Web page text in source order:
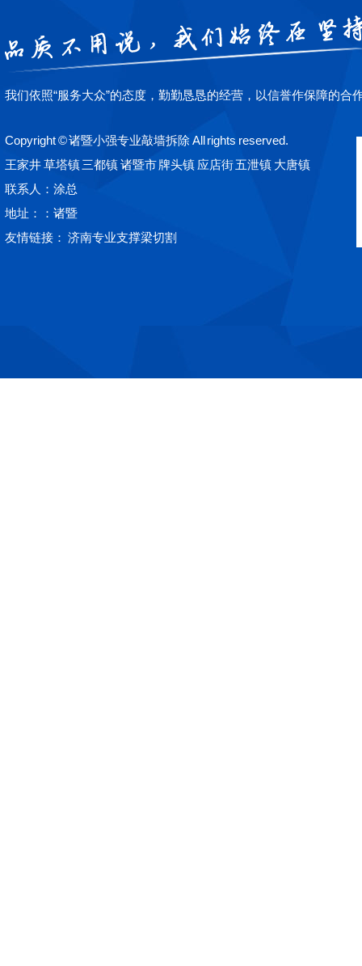
我们依照“服务大众”的态度，勤勤恳恳的经营，以信誉作保障的合
Copyright © 诸暨小强专业敲墙拆除 All rights reserved.
王家井草塔镇 三都镇诸暨市 牌头镇 应店街 五泄镇 大唐镇
联系人：涂总
地址：：诸暨
友情链接： 济南专业支撑梁切割